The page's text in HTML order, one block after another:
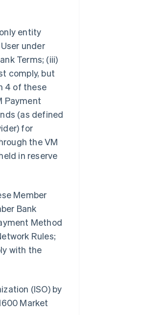
entity
under
Terms; (iii)
comply, but
4 of these
Payment
(as defined
for
the VM
in reserve
Member
Bank
Method
Rules;
with the
(ISO) by
Market